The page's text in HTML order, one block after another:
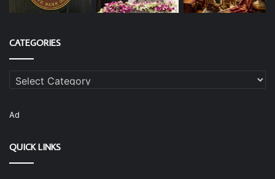
CATEGORIES
Categories
Ad
QUICK LINKS